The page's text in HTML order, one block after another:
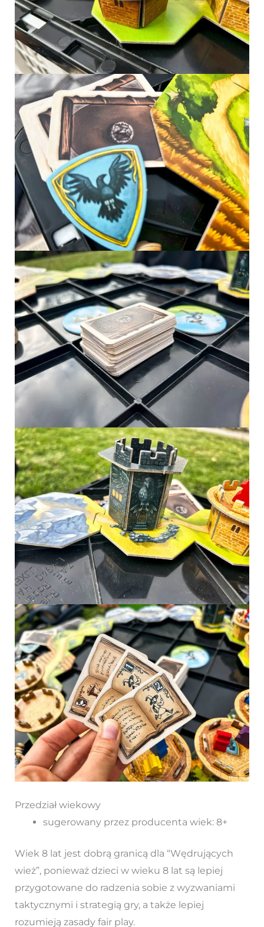
Przedział wiekowy
sugerowany przez producenta wiek: 8+
Wiek 8 lat jest dobrą granicą dla “Wędrujących
wież”, ponieważ dzieci w wieku 8 lat są lepiej
przygotowane do radzenia sobie z wyzwaniami
taktycznymi i strategią gry, a także lepiej
rozumieją zasady fair play.